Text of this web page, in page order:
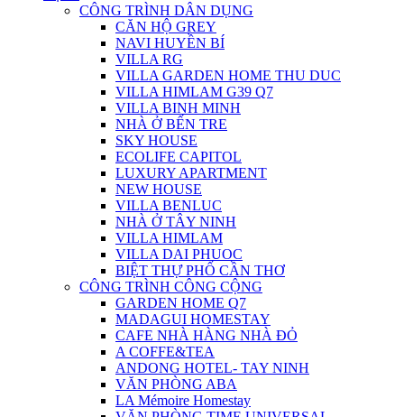
CÔNG TRÌNH DÂN DỤNG
CĂN HỘ GREY
NAVI HUYỀN BÍ
VILLA RG
VILLA GARDEN HOME THU DUC
VILLA HIMLAM G39 Q7
VILLA BINH MINH
NHÀ Ở BẾN TRE
SKY HOUSE
ECOLIFE CAPITOL
LUXURY APARTMENT
NEW HOUSE
VILLA BENLUC
NHÀ Ở TÂY NINH
VILLA HIMLAM
VILLA DAI PHUOC
BIỆT THỰ PHỐ CẦN THƠ
CÔNG TRÌNH CÔNG CỘNG
GARDEN HOME Q7
MADAGUI HOMESTAY
CAFE NHÀ HÀNG NHÀ ĐỎ
A COFFE&TEA
ANDONG HOTEL- TAY NINH
VĂN PHÒNG ABA
LA Mémoire Homestay